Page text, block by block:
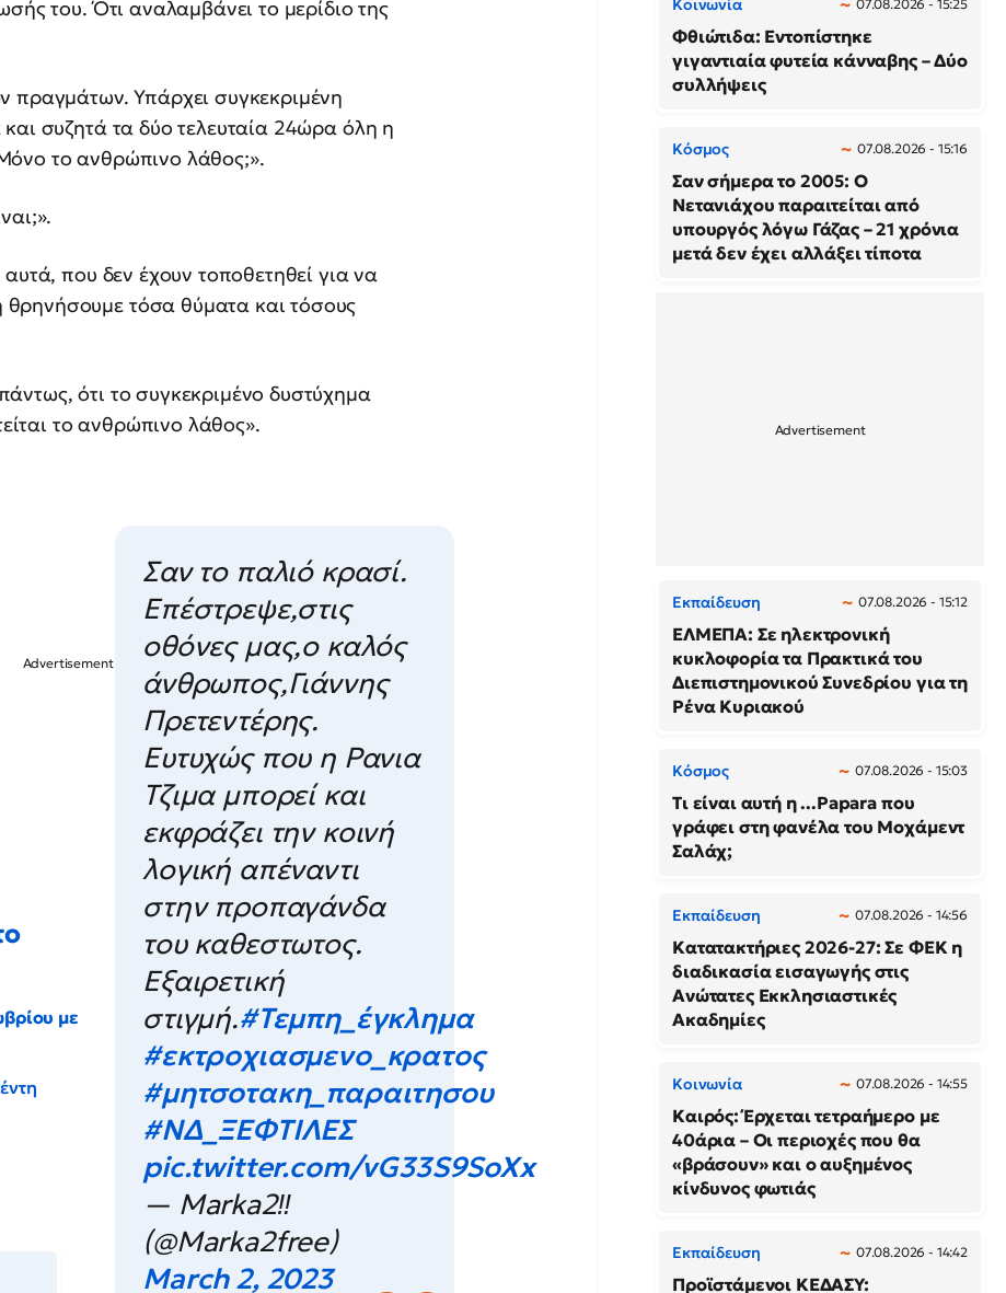
του. Ότι αναλαμβάνει το μερίδιο της
πραγμάτων. Υπάρχει συγκεκριμένη
συζητά τα δύο τελευταία 24ώρα όλη η
το ανθρώπινο λάθος;».
που δεν έχουν τοποθετηθεί για να
θρηνήσουμε τόσα θύματα και τόσους
ότι το συγκεκριμένο δυστύχημα
το ανθρώπινο λάθος».
Σαν το παλιό κρασί.
Επέστρεψε,στις
οθόνες μας,ο καλός
άνθρωπος,Γιάννης
Πρετεντέρης.
Ευτυχώς που η Ρανια
Τζιμα μπορεί και
εκφράζει την κοινή
λογική απέναντι
στην προπαγάνδα
του καθεστωτος.
Εξαιρετική
στιγμή.#Τεμπη_έγκλημα
#εκτροχιασμενο_κρατος
#μητσοτακη_παραιτησου
#ΝΔ_ΞΕΦΤΙΛΕΣ
pic.twitter.com/vG33S9SoXx
— Marka2‼️
(@Marka2free)
March 2, 2023
με
Κοινωνία 07.08.2026 - 15:25
Φθιώτιδα: Εντοπίστηκε
γιγαντιαία φυτεία κάνναβης – Δύο
συλλήψεις
Κόσμος 07.08.2026 - 15:16
Σαν σήμερα το 2005: Ο
Νετανιάχου παραιτείται από
υπουργός λόγω Γάζας – 21 χρόνια
μετά δεν έχει αλλάξει τίποτα
Εκπαίδευση 07.08.2026 - 15:12
ΕΛΜΕΠΑ: Σε ηλεκτρονική
κυκλοφορία τα Πρακτικά του
Διεπιστημονικού Συνεδρίου για τη
Ρένα Κυριακού
Κόσμος 07.08.2026 - 15:03
Τι είναι αυτή η ...Papara που
γράφει στη φανέλα του Μοχάμεντ
Σαλάχ;
Εκπαίδευση 07.08.2026 - 14:56
Κατατακτήριες 2026-27: Σε ΦΕΚ η
διαδικασία εισαγωγής στις
Ανώτατες Εκκλησιαστικές
Ακαδημίες
Κοινωνία 07.08.2026 - 14:55
Καιρός: Έρχεται τετραήμερο με
40άρια – Οι περιοχές που θα
«βράσουν» και ο αυξημένος
κίνδυνος φωτιάς
Εκπαίδευση 07.08.2026 - 14:42
Προϊστάμενοι ΚΕΔΑΣΥ: